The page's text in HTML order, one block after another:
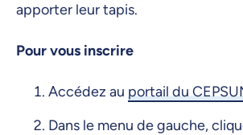
apporter leur tapis.
Pour vous inscrire
Accédez au portail du
Dans le menu de gauche,